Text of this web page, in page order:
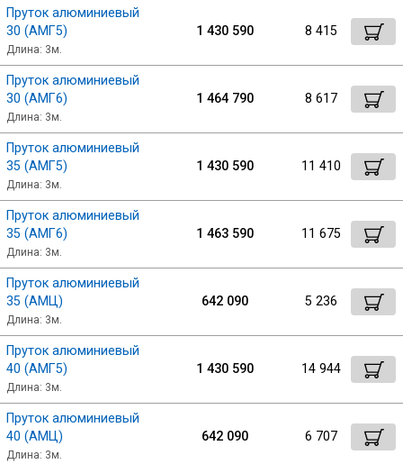
Пруток алюминиевый
30 (АМГ5)
Длина: 3м.
1 430 590 8 415
Пруток алюминиевый
30 (АМГ6)
Длина: 3м.
1 464 790 8 617
Пруток алюминиевый
35 (АМГ5)
Длина: 3м.
1 430 590 11 410
Пруток алюминиевый
35 (АМГ6)
Длина: 3м.
1 463 590 11 675
Пруток алюминиевый
35 (АМЦ)
Длина: 3м.
642 090 5 236
Пруток алюминиевый
40 (АМГ5)
Длина: 3м.
1 430 590 14 944
Пруток алюминиевый
40 (АМЦ)
Длина: 3м.
642 090 6 707